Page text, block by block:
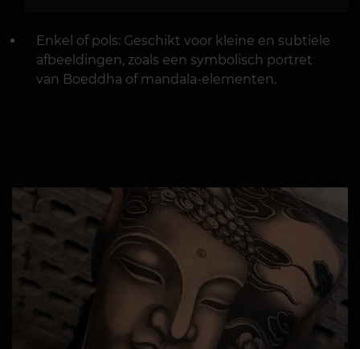
Enkel of pols: Geschikt voor kleine en subtiele
afbeeldingen, zoals een symbolisch portret
van Boeddha of mandala-elementen.